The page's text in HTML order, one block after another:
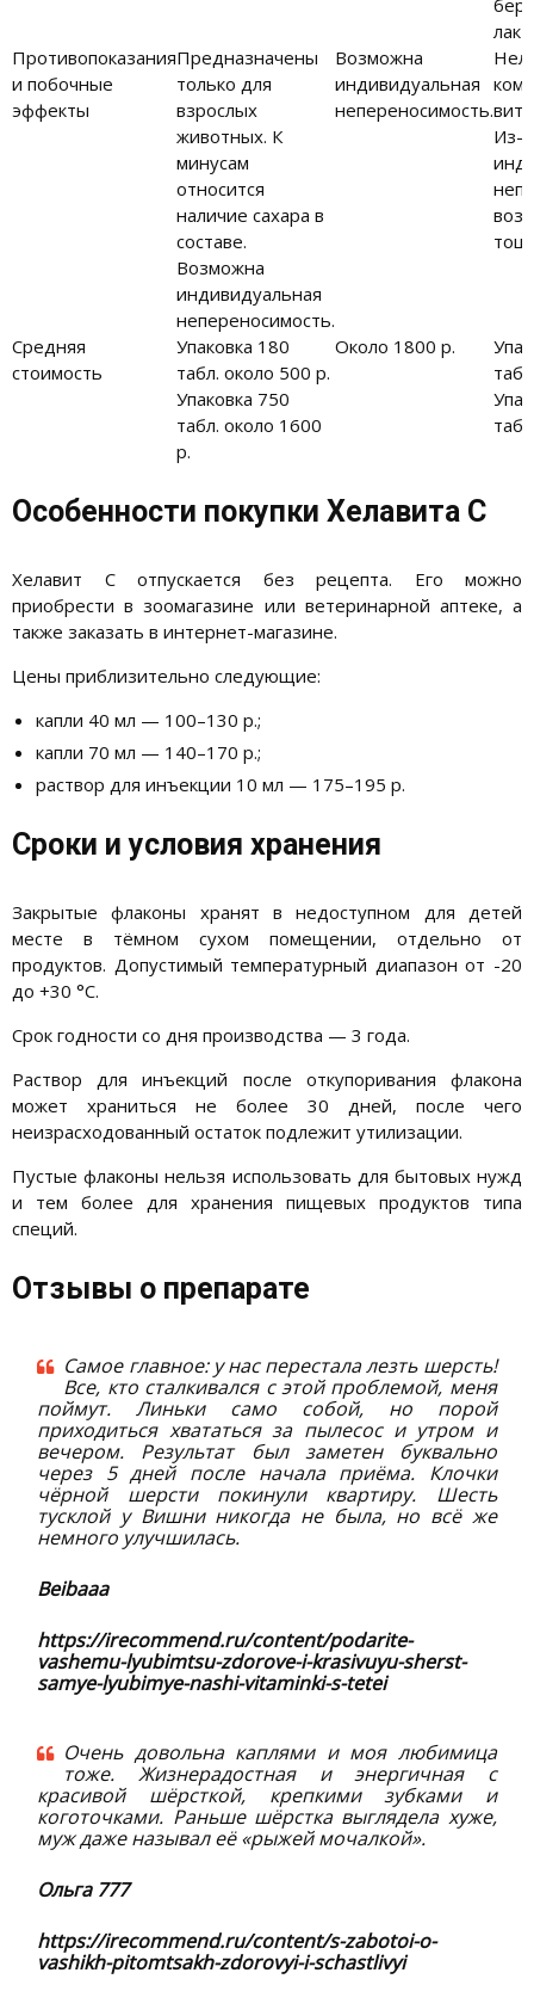
Противопоказания
и побочные
эффекты
Предназначены
только для
взрослых
животных. К
минусам
относится
наличие сахара в
составе.
Возможна
индивидуальная
непереносимость.
Возможна
индивидуальная
непереносимость.
Из-
Средняя
стоимость
Упаковка 180
табл. около 500 р.
Упаковка 750
табл. около 1600
р.
Около 1800 р.
Особенности покупки Хелавита С
Хелавит С отпускается без рецепта. Его можно
приобрести в зоомагазине или ветеринарной аптеке, а
также заказать в интернет-магазине.
Цены приблизительно следующие:
капли 40 мл — 100–130 р.;
капли 70 мл — 140–170 р.;
раствор для инъекции 10 мл — 175–195 р.
Сроки и условия хранения
Закрытые флаконы хранят в недоступном для детей
месте в тёмном сухом помещении, отдельно от
продуктов. Допустимый температурный диапазон от -20
до +30 °С.
Срок годности со дня производства — 3 года.
Раствор для инъекций после откупоривания флакона
может храниться не более 30 дней, после чего
неизрасходованный остаток подлежит утилизации.
Пустые флаконы нельзя использовать для бытовых нужд
и тем более для хранения пищевых продуктов типа
специй.
Отзывы о препарате
Самое главное: у нас перестала лезть шерсть!
Все, кто сталкивался с этой проблемой, меня
поймут. Линьки само собой, но порой
приходиться хвататься за пылесос и утром и
вечером. Результат был заметен буквально
через 5 дней после начала приёма. Клочки
чёрной шерсти покинули квартиру. Шесть
тусклой у Вишни никогда не была, но всё же
немного улучшилась.
Beibaaa
https://irecommend.ru/content/podarite-
vashemu-lyubimtsu-zdorove-i-krasivuyu-sherst-
samye-lyubimye-nashi-vitaminki-s-tetei
Очень довольна каплями и моя любимица
тоже. Жизнерадостная и энергичная с
красивой шёрсткой, крепкими зубками и
коготочками. Раньше шёрстка выглядела хуже,
муж даже называл её «рыжей мочалкой».
Ольга 777
https://irecommend.ru/content/s-zabotoi-o-
vashikh-pitomtsakh-zdorovyi-i-schastlivyi